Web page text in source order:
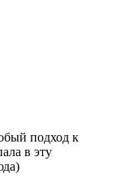
подход к
в эту